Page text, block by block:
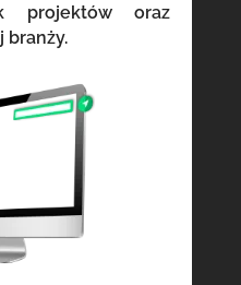
projektów oraz
branży.